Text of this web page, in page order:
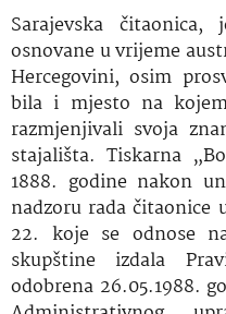
Sarajevska
osnovane u vrijeme
Hercegovini, osim
bila i mjesto na
razmjenjivali svoja
stajališta. Tiskarna
1888. godine nakon
nadzoru rada
22. koje se odnose
skupštine izdala
odobrena 26.05.1988.